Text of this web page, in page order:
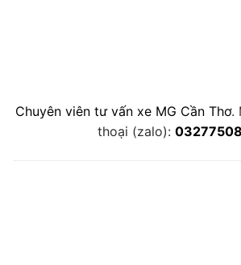
Chuyên viên tư vấn xe MG Cần Thơ.
thoại (zalo):